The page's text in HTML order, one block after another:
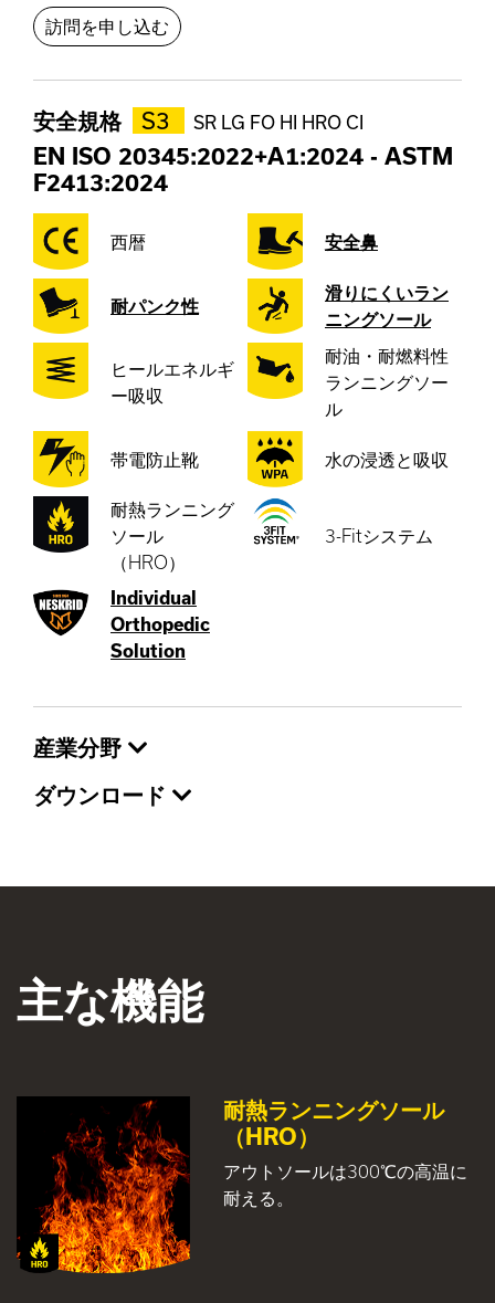
訪問を申し込む
安全規格 S3 SR LG FO HI HRO CI
EN ISO 20345:2022+A1:2024 - ASTM
F2413:2024
西暦 安全鼻
耐パンク性
滑りにくいラン
ニングソール
ヒールエネルギ
ー吸収
耐油・耐燃料性
ランニングソー
ル
帯電防止靴 水の浸透と吸収
耐熱ランニング
ソール
（HRO）
3-Fitシステム
Individual
Orthopedic
Solution
産業分野
ダウンロード
主な機能
耐熱ランニングソール
（HRO）
アウトソールは300℃の高温に
耐える。